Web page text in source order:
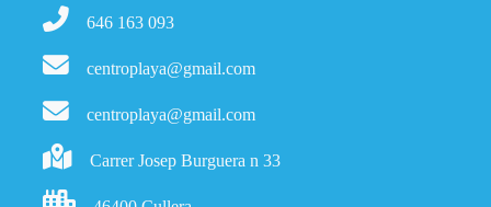
646 163 093
centroplaya@gmail.com
centroplaya@gmail.com
Carrer Josep Burguera n 33